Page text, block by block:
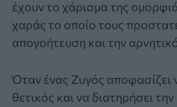
έχουν το χάρισμα της
χαράς το οποίο τους
απογοήτευση και την
Όταν ένας Ζυγός αποφασίζει
θετικός και να διατηρήσει